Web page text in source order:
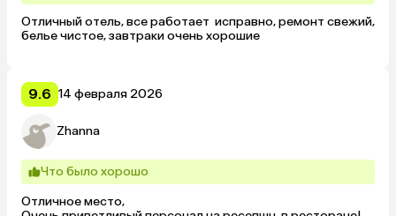
Отличный отель, все работает  исправно, ремонт свежий,
белье чистое, завтраки очень хорошие
9.6 14 февраля 2026
Zhanna
Что было хорошо
Отличное место,